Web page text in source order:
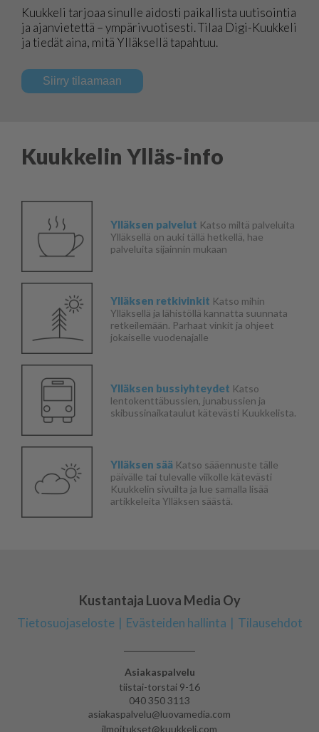
Kuukkeli tarjoaa sinulle aidosti paikallista uutisointia
ja ajanvietettä – ympärivuotisesti. Tilaa Digi-Kuukkeli
ja tiedät aina, mitä Ylläksellä tapahtuu.
Siirry tilaamaan
Kuukkelin Ylläs-info
Ylläksen palvelut Katso miltä palveluita
Ylläksellä on auki tällä hetkellä, hae
palveluita sijainnin mukaan
Ylläksen retkivinkit Katso mihin
Ylläksellä ja lähistöllä kannatta suunnata
retkeilemään. Parhaat vinkit ja ohjeet
jokaiselle vuodenajalle
Ylläksen bussiyhteydet Katso
lentokenttäbussien, junabussien ja
skibussinaikataulut kätevästi Kuukkelista.
Ylläksen sää Katso sääennuste tälle
päivälle tai tulevalle viikolle kätevästi
Kuukkelin sivuilta ja lue samalla lisää
artikkeleita Ylläksen säästä.
Kustantaja Luova Media Oy
Tietosuojaseloste Evästeiden hallinta Tilausehdot
Asiakaspalvelu
tiistai-torstai 9-16
040 350 3113
asiakaspalvelu@luovamedia.com
ilmoitukset@kuukkeli.com